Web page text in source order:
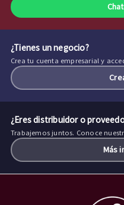
¿Tienes un negocio?
Crea tu cuenta empresarial y
¿Eres distribuidor o
Trabajemos juntos. Conoce
Más